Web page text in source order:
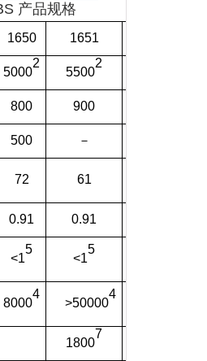
产品规格
1650 1651
5000
2
5500
2
800 900
500 －
72 61
0.91 0.91
<1
5
<1
5
8000
4
>50000
4
1800
7